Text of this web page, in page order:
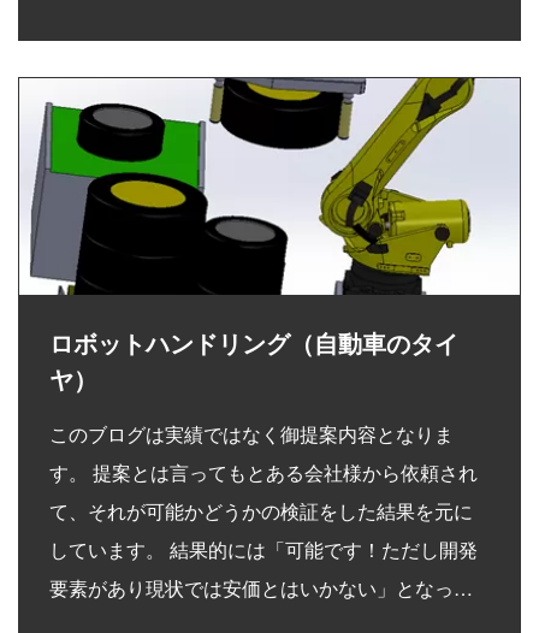
ロボットハンドリング（自動車のタイ
ヤ）
このブログは実績ではなく御提案内容となりま
す。 提案とは言ってもとある会社様から依頼され
て、それが可能かどうかの検証をした結果を元に
しています。 結果的には「可能です！ただし開発
要素があり現状では安価とはいかない」となっ…